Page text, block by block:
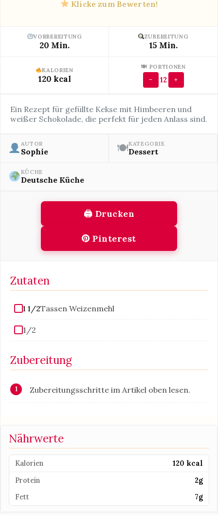
Klicke zum Bewerten!
VORBEREITUNG
20 Min.
ZUBEREITUNG
15 Min.
KALORIEN
120 kcal
🍽 PORTIONEN
− 12 +
Ein Rezept für gefüllte Kekse mit Himbeeren und
weißer Schokolade, die perfekt für jeden Anlass sind.
AUTOR
Sophie 🍽KATEGORIE
Dessert
KÜCHE
Deutsche Küche
🖨 Drucken
Pinterest
Zutaten
1 1/2Tassen Weizenmehl
1/2
Zubereitung
Zubereitungsschritte im Artikel oben lesen.
Nährwerte
Kalorien
120 kcal
Protein
2g
Fett
7g